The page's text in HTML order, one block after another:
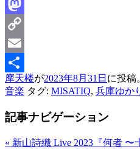
Line
Mastodon
Copy
Link
Email
共
摩天楼が2023年8月31日 に投稿
音楽 タグ: MISATIQ, 兵庫ゆか
記事ナビゲーション
« 新山詩織 Live 2023『何者